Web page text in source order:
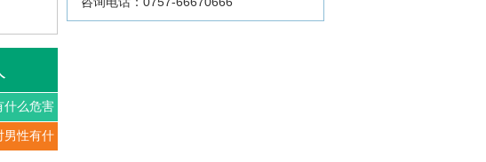
什么危害
男性有什